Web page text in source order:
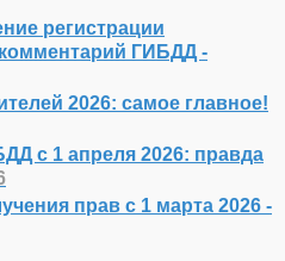
регистрации
ГИБДД -
2026: самое главное!
с 1 апреля 2026: правда
прав с 1 марта 2026 -